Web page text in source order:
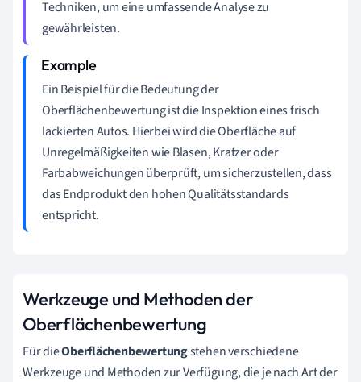
Techniken, um eine umfassende Analyse zu
gewährleisten.
Ein Beispiel für die Bedeutung der
Oberflächenbewertung ist die Inspektion eines frisch
lackierten Autos. Hierbei wird die Oberfläche auf
Unregelmäßigkeiten wie Blasen, Kratzer oder
Farbabweichungen überprüft, um sicherzustellen, dass
das Endprodukt den hohen Qualitätsstandards
entspricht.
Werkzeuge und Methoden der
Oberflächenbewertung
Für dieOberflächenbewertungstehen verschiedene
Werkzeuge und Methoden zur Verfügung, die je nach Art der